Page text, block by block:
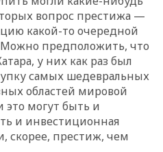
вопрос престижа —
какой-то очередной
предположить, что
у них как раз был
самых шедевральных
областей мировой
это могут быть и
и инвестиционная
скорее, престиж, чем